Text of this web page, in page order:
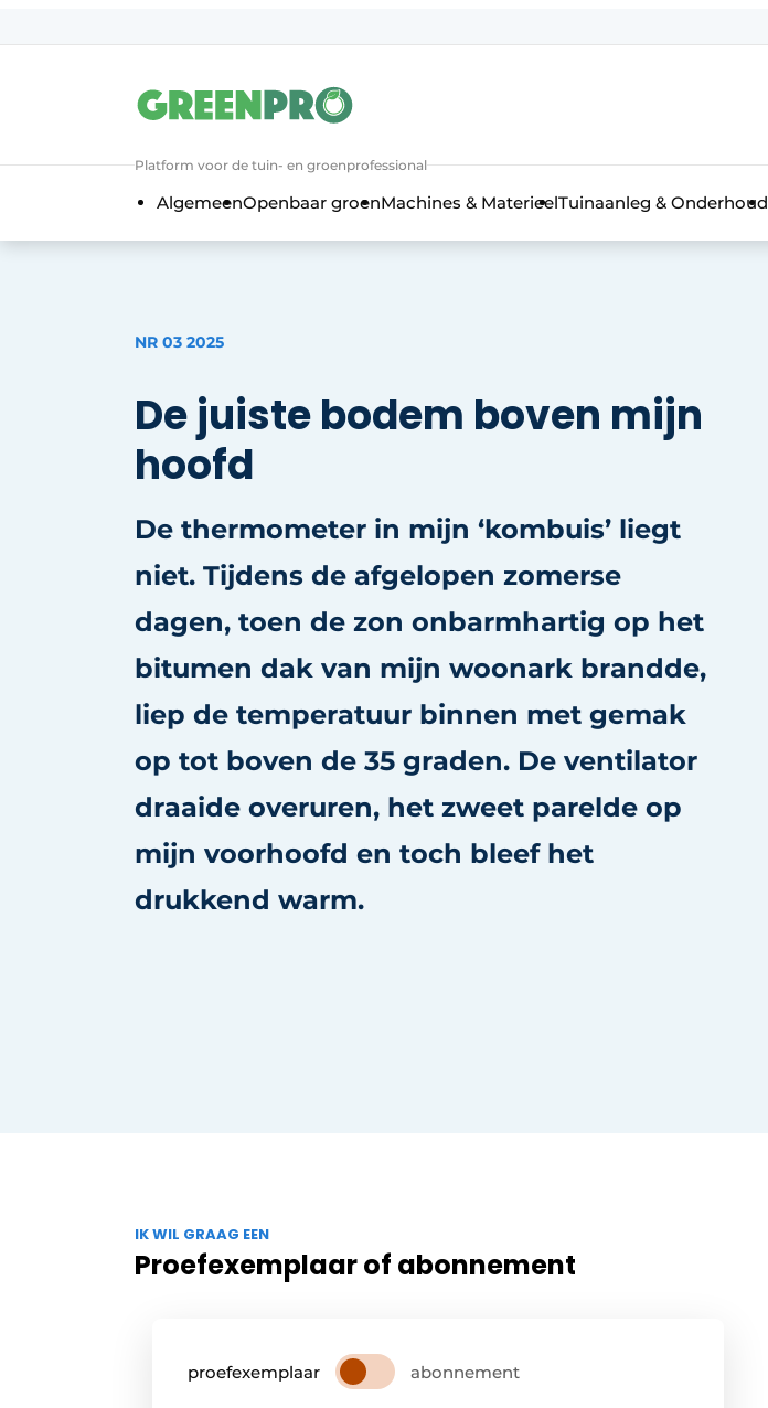
Algemene voorwaarden
Direct contact
Nieuwsbrief
Podcasts
Privacy / Cookie statement
Vacatures
Video’s
Platform voor de tuin- en groenprofessional
AlgemeenOpenbaar groenMachines & MaterieelTuinaanleg & Onderhoud
NR 03 2025
De juiste bodem boven mijn
hoofd
De thermometer in mijn ‘kombuis’ liegt
niet. Tijdens de afgelopen zomerse
dagen, toen de zon onbarmhartig op het
bitumen dak van mijn woonark brandde,
liep de temperatuur binnen met gemak
op tot boven de 35 graden. De ventilator
draaide overuren, het zweet parelde op
mijn voorhoofd en toch bleef het
drukkend warm.
IK WIL GRAAG EEN
Proefexemplaar of abonnement
proefexemplaar abonnement